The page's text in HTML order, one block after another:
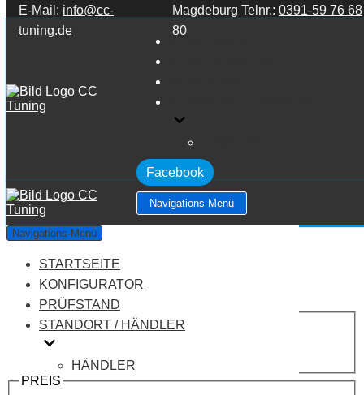
Zum Inhalt springen
E-Mail: info@cc-
tuning.de
Magdeburg Telnr.:0391-59 76 68
80
STARTSEITE
Facebook
Navigations-Menü
Navigations-Menü
STARTSEITE
KONFIGURATOR
PRÜFSTAND
STANDORT / HÄNDLER
HÄNDLER
Dacia Logan I 1.1
Leistung:87 PS
Drehmoment: 128 NM
Motortyp:Benziner
PREIS
AUF ANFRAGE
PREIS